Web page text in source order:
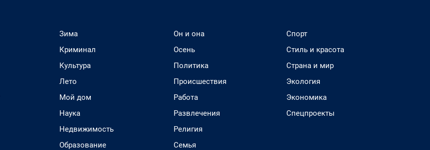
Зима
Криминал
Культура
Лето
Мой дом
Наука
Недвижимость
Образование
Он и она
Осень
Политика
Происшествия
Работа
Развлечения
Религия
Семья
Спорт
Стиль и красота
Страна и мир
Экология
Экономика
Спецпроекты